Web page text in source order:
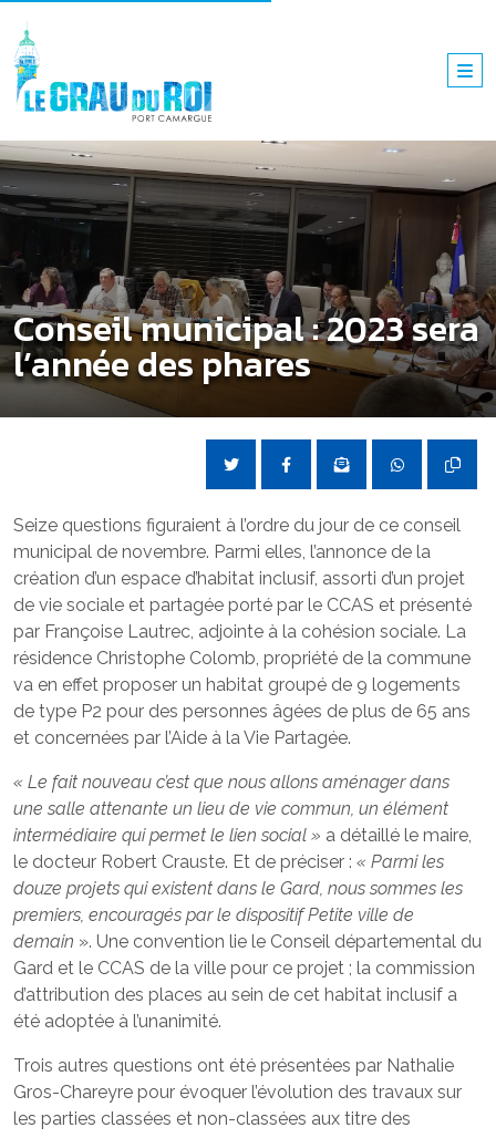
Conseil municipal : 2023 sera
l’année des phares
Seize questions figuraient à l’ordre du jour de ce conseil
municipal de novembre. Parmi elles, l’annonce de la
création d’un espace d’habitat inclusif, assorti d’un projet
de vie sociale et partagée porté par le CCAS et présenté
par Françoise Lautrec, adjointe à la cohésion sociale. La
résidence Christophe Colomb, propriété de la commune
va en effet proposer un habitat groupé de 9 logements
de type P2 pour des personnes âgées de plus de 65 ans
et concernées par l’Aide à la Vie Partagée.
« Le fait nouveau c’est que nous allons aménager dans
une salle attenante un lieu de vie commun, un élément
intermédiaire qui permet le lien social » a détaillé le maire,
le docteur Robert Crauste. Et de préciser : « Parmi les
douze projets qui existent dans le Gard, nous sommes les
premiers, encouragés par le dispositif Petite ville de
demain ». Une convention lie le Conseil départemental du
Gard et le CCAS de la ville pour ce projet ; la commission
d’attribution des places au sein de cet habitat inclusif a
été adoptée à l’unanimité.
Trois autres questions ont été présentées par Nathalie
Gros-Chareyre pour évoquer l’évolution des travaux sur
les parties classées et non-classées aux titre des